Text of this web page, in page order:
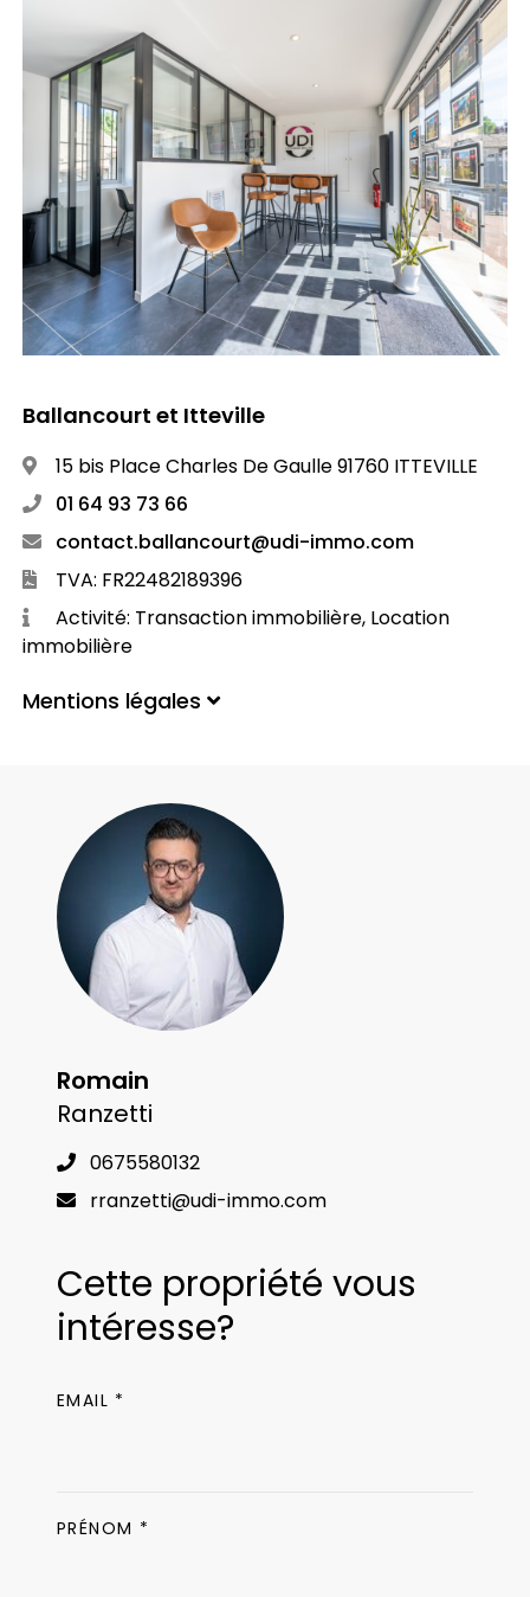
Ballancourt et Itteville
15 bis Place Charles De Gaulle 91760 ITTEVILLE
01 64 93 73 66
contact.ballancourt@udi-immo.com
TVA: FR22482189396
Activité: Transaction immobilière, Location
immobilière
Mentions légales
Romain
Ranzetti
0675580132
rranzetti@udi-immo.com
Cette propriété vous
intéresse?
PRÉNOM *
EMAIL *